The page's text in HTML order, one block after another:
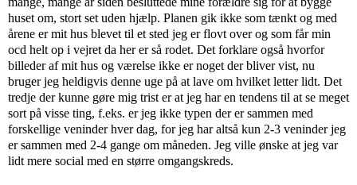
huset om, stort set uden hjælp. Planen gik ikke som tænkt og med
årene er mit hus blevet til et sted jeg er flovt over og som får min
ocd helt op i vejret da her er så rodet. Det forklare også hvorfor
billeder af mit hus og værelse ikke er noget der bliver vist, nu
bruger jeg heldigvis denne uge på at lave om hvilket letter lidt. Det
tredje der kunne gøre mig trist er at jeg har en tendens til at se meget
sort på visse ting, f.eks. er jeg ikke typen der er sammen med
forskellige veninder hver dag, for jeg har altså kun 2-3 veninder jeg
er sammen med 2-4 gange om måneden. Jeg ville ønske at jeg var
lidt mere social med en større omgangskreds.